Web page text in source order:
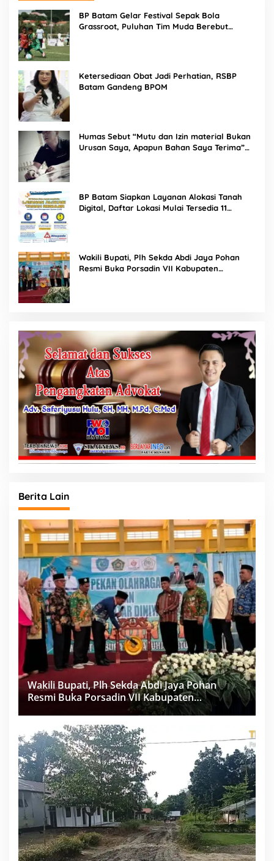
BP Batam Gelar Festival Sepak Bola
Grassroot, Puluhan Tim Muda Berebut
Ketersediaan Obat Jadi Perhatian, RSBP
Batam Gandeng BPOM
Humas Sebut “Mutu dan Izin material Bukan
Urusan Saya, Apapun Bahan Saya Terima”
BP Batam Siapkan Layanan Alokasi Tanah
Digital, Daftar Lokasi Mulai Tersedia 11
Wakili Bupati, Plh Sekda Abdi Jaya Pohan
Resmi Buka Porsadin VII Kabupaten
Berita Lain
Wakili Bupati, Plh Sekda Abdi Jaya Pohan
Resmi Buka Porsadin VII Kabupaten